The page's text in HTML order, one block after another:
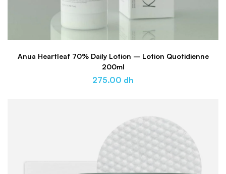
Anua Heartleaf 70% Daily Lotion – Lotion Quotidienne
200ml
275.00 dh